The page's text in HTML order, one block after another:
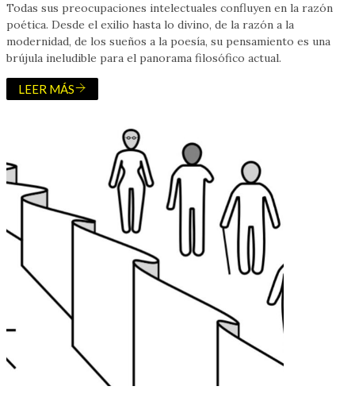
Todas sus preocupaciones intelectuales confluyen en la razón
poética. Desde el exilio hasta lo divino, de la razón a la
modernidad, de los sueños a la poesía, su pensamiento es una
brújula ineludible para el panorama filosófico actual.
LEER MÁS